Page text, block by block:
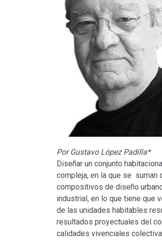
Por Gustavo López Padilla*
Diseñar un conjunto
compleja, en la que se suman
compositivos de diseño
industrial, en lo que tiene que
de las unidades habitables
resultados proyectuales del
calidades vivenciales